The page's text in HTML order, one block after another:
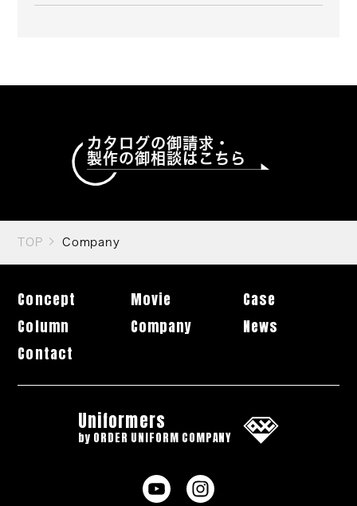
カタログの御請求・
製作の御相談はこちら
TOP Company
Concept Movie
Case
Column
Company
News
Contact
Uniformers
by ORDER UNIFORM COMPANY